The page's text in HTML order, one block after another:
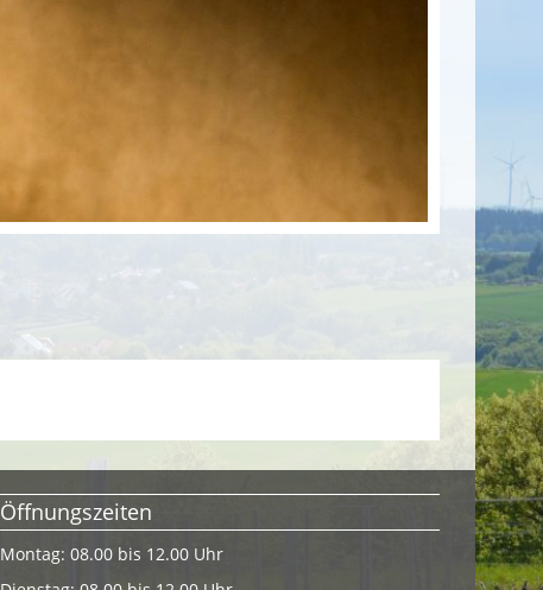
Öffnungszeiten
Montag: 08.00 bis 12.00 Uhr